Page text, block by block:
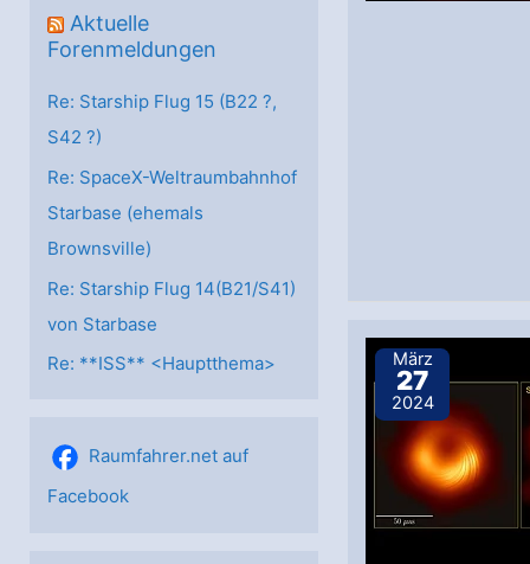
Aktuelle
Forenmeldungen
Re: Starship Flug 15 (B22 ?,
S42 ?)
Re: SpaceX-Weltraumbahnhof
Starbase (ehemals
Brownsville)
Re: Starship Flug 14(B21/S41)
von Starbase
Re: **ISS** <Hauptthema>
Raumfahrer.net auf
Facebook
März
27
2024